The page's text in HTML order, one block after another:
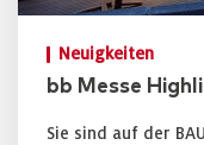
Neuigkeiten
bb Messe
Sie sind auf der